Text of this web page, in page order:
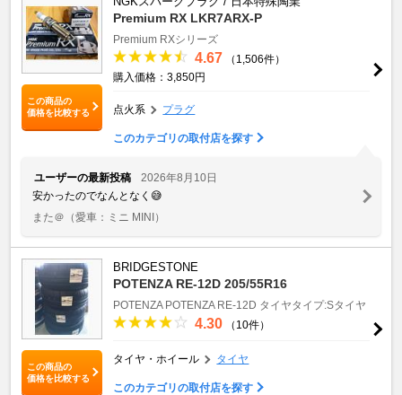
この商品の
価格を比較する
Premium RX LKR7ARX-P
Premium RXシリーズ
4.67
（1,506件）
購入価格：3,850円
点火系 プラグ
このカテゴリの取付店を探す
ユーザーの最新投稿
2026年8月10日
安かったのでなんとなく😅
また＠ （愛車：ミニ MINI）
この商品の
価格を比較する
BRIDGESTONE
POTENZA RE-12D 205/55R16
POTENZA POTENZA RE-12D タイヤタイプ:Sタイヤ
4.30 （10件）
タイヤ・ホイール タイヤ
このカテゴリの取付店を探す